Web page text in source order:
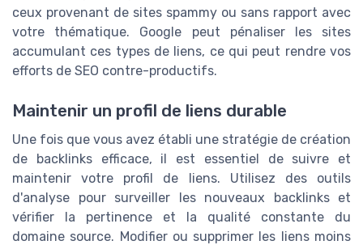
ceux provenant de sites spammy ou sans rapport avec
votre thématique. Google peut pénaliser les sites
accumulant ces types de liens, ce qui peut rendre vos
efforts de SEO contre-productifs.
Maintenir un profil de liens durable
Une fois que vous avez établi une stratégie de création
de backlinks efficace, il est essentiel de suivre et
maintenir votre profil de liens. Utilisez des outils
d'analyse pour surveiller les nouveaux backlinks et
vérifier la pertinence et la qualité constante du
domaine source. Modifier ou supprimer les liens moins